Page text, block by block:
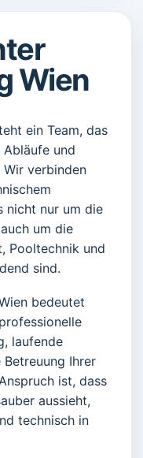
Wien
ein Team, das
und
verbinden
nicht nur um die
um die
Pooltechnik und
sind.
bedeutet
laufende
Ihrer
ist, dass
aussieht,
technisch in